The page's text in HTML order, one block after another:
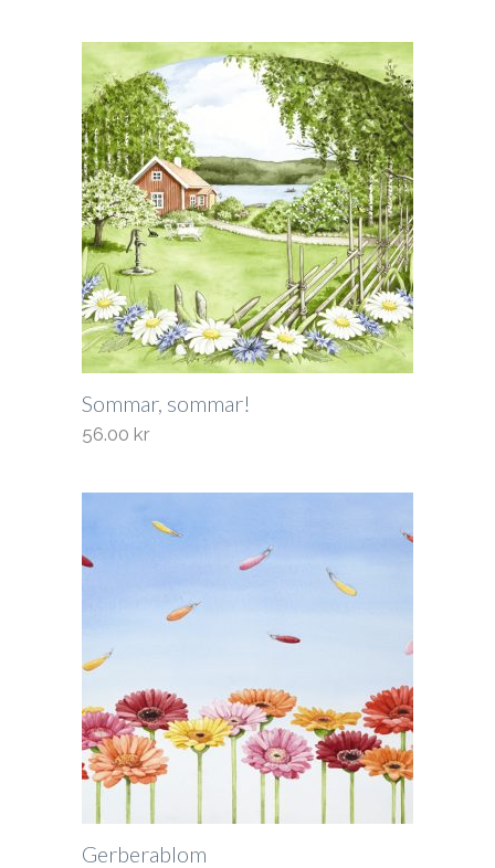
Sommar, sommar!
56.00 kr
Gerberablom